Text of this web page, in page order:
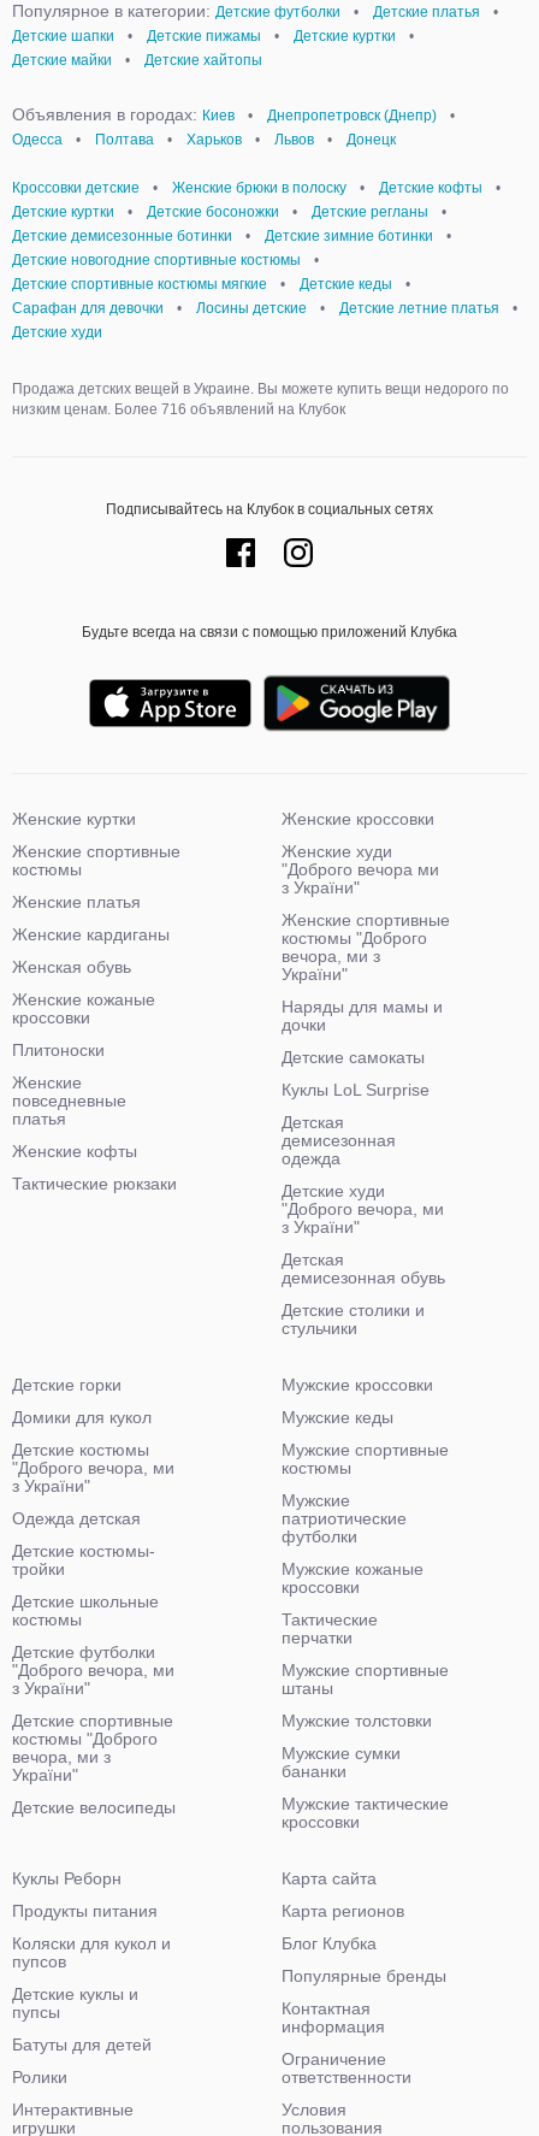
Популярное в категории: Детские футболки • Детские платья
•
Детские шапки
• Детские пижамы • Детские куртки
•
Детские майки
• Детские хайтопы
Объявления в городах: Киев • Днепропетровск (Днепр)
•
Одесса
• Полтава • Харьков • Львов • Донецк
Кроссовки детские • Женские брюки в полоску • Детские кофты
•
Детские куртки
• Детские босоножки • Детские регланы
•
Детские демисезонные ботинки
• Детские зимние ботинки
•
Детские новогодние спортивные костюмы
•
Детские спортивные костюмы мягкие
• Детские кеды
•
Сарафан для девочки
• Лосины детские • Детские летние платья
•
Детские худи
Продажа детских вещей в Украине. Вы можете купить вещи недорого по
низким ценам. Более 716 объявлений на Клубок
Подписывайтесь на Клубок в социальных сетях
Будьте всегда на связи с помощью приложений Клубка
Женские куртки
Женские спортивные
костюмы
Женские платья
Женские кардиганы
Женская обувь
Женские кожаные
кроссовки
Плитоноски
Женские
повседневные
платья
Женские кофты
Тактические рюкзаки
Женские кроссовки
Женские худи
"Доброго вечора ми
з України"
Женские спортивные
костюмы "Доброго
вечора, ми з
України"
Наряды для мамы и
дочки
Детские самокаты
Куклы LoL Surprise
Детская
демисезонная
одежда
Детские худи
"Доброго вечора, ми
з України"
Детская
демисезонная обувь
Детские столики и
стульчики
Детские горки
Домики для кукол
Детские костюмы
"Доброго вечора, ми
з України"
Одежда детская
Детские костюмы-
тройки
Детские школьные
костюмы
Детские футболки
"Доброго вечора, ми
з України"
Детские спортивные
костюмы "Доброго
вечора, ми з
України"
Детские велосипеды
Мужские кроссовки
Мужские кеды
Мужские спортивные
костюмы
Мужские
патриотические
футболки
Мужские кожаные
кроссовки
Тактические
перчатки
Мужские спортивные
штаны
Мужские толстовки
Мужские сумки
бананки
Мужские тактические
кроссовки
Куклы Реборн
Продукты питания
Коляски для кукол и
пупсов
Детские куклы и
пупсы
Батуты для детей
Ролики
Интерактивные
игрушки
Карта сайта
Карта регионов
Блог Клубка
Популярные бренды
Контактная
информация
Ограничение
ответственности
Условия
пользования